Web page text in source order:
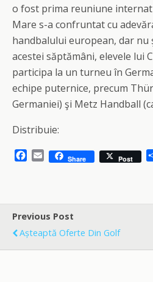
o fost prima reuniune
Mare s-a confruntat cu
handbalului european, dar nu
acestei săptămâni, elevele lui
participa la un turneu în
echipe puternice, precum
Germaniei) şi Metz Handball
Distribuie:
b
o
o
k
E
l
Share Post
Previous Post
Așteaptă Oferte Din Golf